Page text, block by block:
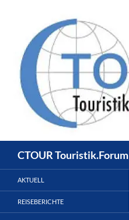
springen
CTOUR Touristik.Forum
AKTUELL
REISEBERICHTE